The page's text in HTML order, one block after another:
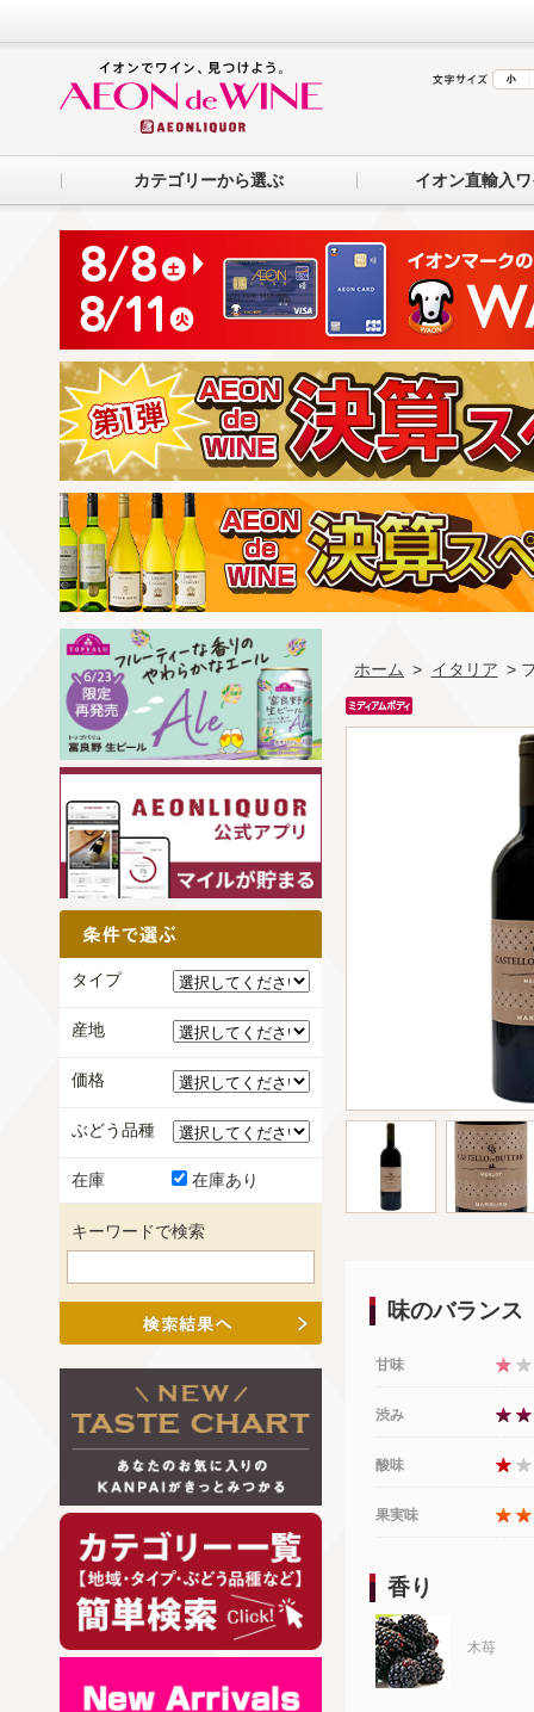
カテゴリーから選ぶ イオン直輸入
ホーム > イタリア >
味のバランス
甘味
渋み
酸味
果実味
香り
木苺
タイプ
産地
価格
ぶどう品種
在庫 在庫あり
キーワードで検索